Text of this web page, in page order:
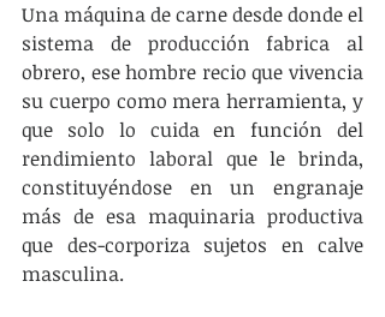
Una máquina de carne desde donde el
sistema de producción fabrica al
obrero, ese hombre recio que vivencia
su cuerpo como mera herramienta, y
que solo lo cuida en función del
rendimiento laboral que le brinda,
constituyéndose en un engranaje
más de esa maquinaria productiva
que des-corporiza sujetos en calve
masculina.